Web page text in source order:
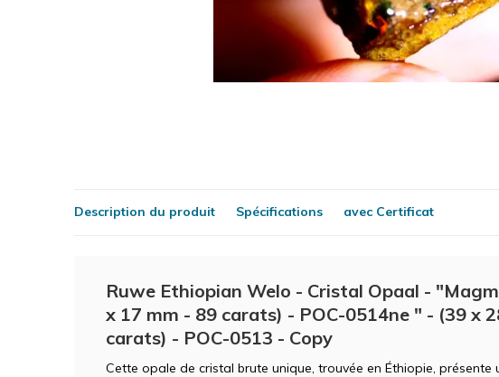
Description du produit Spécifications avec Certificat
Ruwe Ethiopian Welo - Cristal Opaal -
x 17 mm - 89 carats) - POC-0514ne " - (39 x
carats) - POC-0513 - Copy
Cette opale de cristal brute unique, trouvée en Éthiopie, présente